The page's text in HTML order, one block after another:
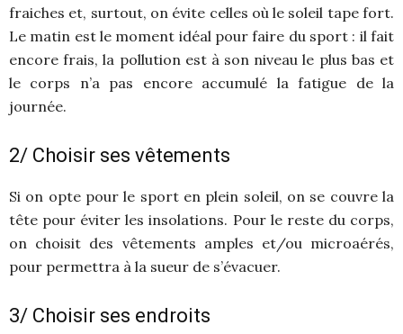
fraiches et, surtout, on évite celles où le soleil tape fort.
Le matin est le moment idéal pour faire du sport : il fait
encore frais, la pollution est à son niveau le plus bas et
le corps n’a pas encore accumulé la fatigue de la
journée.
2/ Choisir ses vêtements
Si on opte pour le sport en plein soleil, on se couvre la
tête pour éviter les insolations. Pour le reste du corps,
on choisit des vêtements amples et/ou microaérés,
pour permettra à la sueur de s’évacuer.
3/ Choisir ses endroits